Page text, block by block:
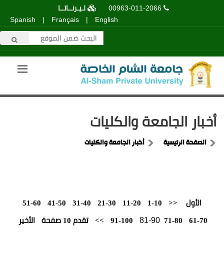
00963-011-2066
لـيـرنــاتــا
English
|
Français
|
Spanish
أخبار الجامعة والكليات
الصفحة الرئيسية أخبار الجامعة والكليات
الأول <<
1-10
11-20
21-30
31-40
41-50
51-60
61-70
71-80
81-90
91-100
>> تقدم 10 صفحة الأخير